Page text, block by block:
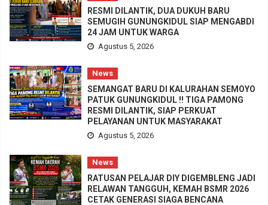
RESMI DILANTIK, DUA DUKUH BARU
SEMUGIH GUNUNGKIDUL SIAP MENGABDI
24 JAM UNTUK WARGA
Agustus 5, 2026
News
SEMANGAT BARU DI KALURAHAN SEMOYO
PATUK GUNUNGKIDUL !! TIGA PAMONG
RESMI DILANTIK, SIAP PERKUAT
PELAYANAN UNTUK MASYARAKAT
Agustus 5, 2026
News
RATUSAN PELAJAR DIY DIGEMBLENG JADI
RELAWAN TANGGUH, KEMAH BSMR 2026
CETAK GENERASI SIAGA BENCANA